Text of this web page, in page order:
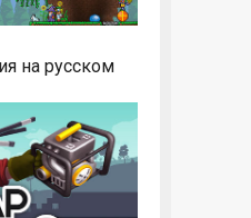
на русском